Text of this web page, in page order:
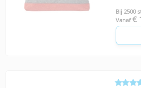
Bij 2500
Vanaf €